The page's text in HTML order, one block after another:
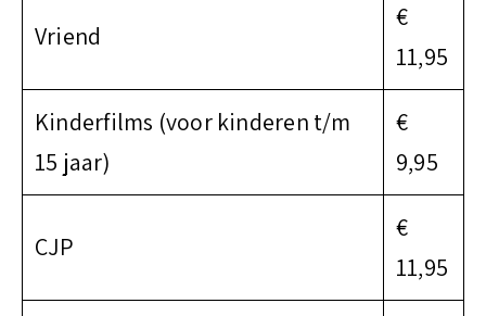
Vriend
€
11,95
Kinderfilms (voor kinderen t/m
15 jaar)
€
9,95
CJP
€
11,95